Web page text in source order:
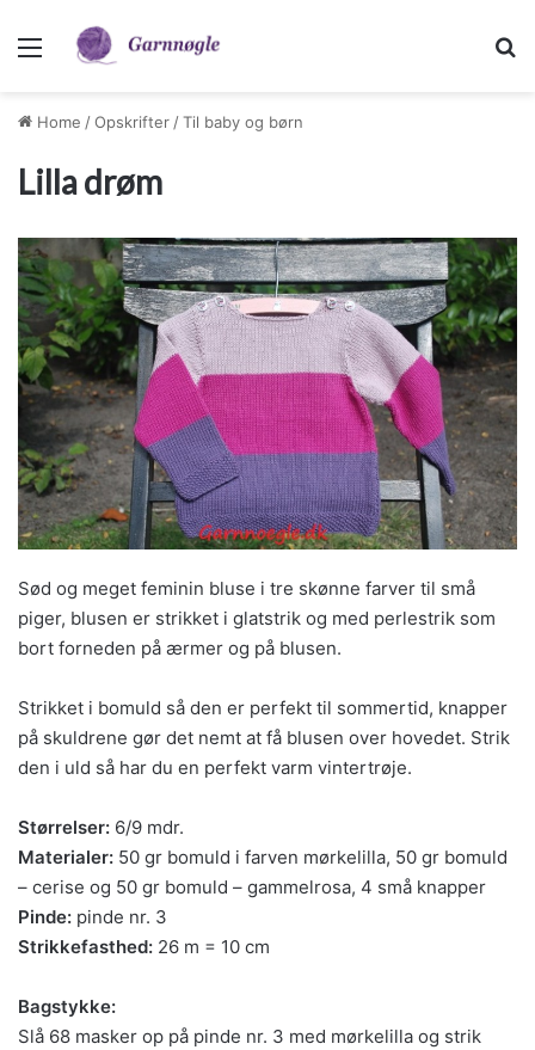
Menu
Home /Opskrifter/Til baby og børn
Lilla drøm
Sød og meget feminin bluse i tre skønne farver til små
piger, blusen er strikket i glatstrik og med perlestrik som
bort forneden på ærmer og på blusen.
Strikket i bomuld så den er perfekt til sommertid, knapper
på skuldrene gør det nemt at få blusen over hovedet. Strik
den i uld så har du en perfekt varm vintertrøje.
Størrelser: 6/9 mdr.
Materialer: 50 gr bomuld i farven mørkelilla, 50 gr bomuld
– cerise og 50 gr bomuld – gammelrosa, 4 små knapper
Pinde: pinde nr. 3
Strikkefasthed: 26 m = 10 cm
Bagstykke:
Slå 68 masker op på pinde nr. 3 med mørkelilla og strik